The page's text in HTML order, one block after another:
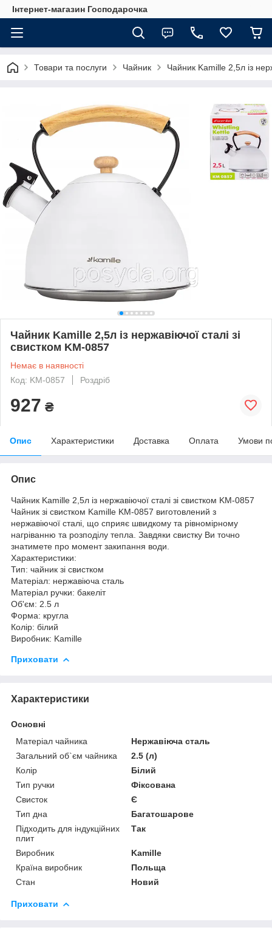
Інтернет-магазин Господарочка
Товари та послуги Чайник Чайник Kamille 2,5л із
Чайник Kamille 2,5л із нержавіючої сталі зі
свистком KM-0857
Немає в наявності
Код: KM-0857
Роздріб
927 ₴
Опис Характеристики Доставка Оплата Умови
Опис
Чайник Kamille 2,5л із нержавіючої сталі зі свистком KM-0857
Чайник зі свистком Kamille KM-0857 виготовлений з
нержавіючої сталі, що сприяє швидкому та рівномірному
нагріванню та розподілу тепла. Завдяки свистку Ви точно
знатимете про момент закипання води.
Характеристики:
Тип: чайник зі свистком
Матеріал: нержавіюча сталь
Матеріал ручки: бакеліт
Об'єм: 2.5 л
Форма: кругла
Колір: білий
Виробник: Kamille
Приховати
Характеристики
Основні
Матеріал чайника
Нержавіюча сталь
Загальний об`єм чайника
2.5 (л)
Колір
Білий
Тип ручки
Фіксована
Свисток
Є
Тип дна
Багатошарове
Підходить для індукційних
плит
Так
Виробник
Kamille
Країна виробник
Польща
Стан
Новий
Приховати